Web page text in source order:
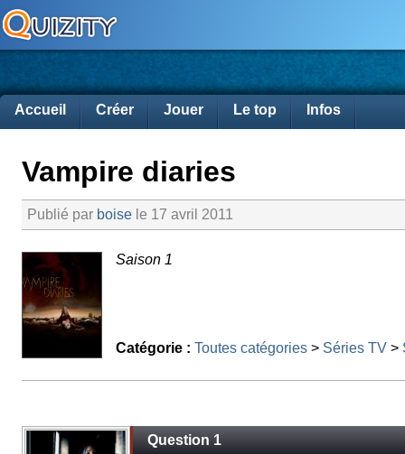
Accueil Créer Jouer Le top Infos
Vampire diaries
Publié par boise le 17 avril 2011
Saison 1
Catégorie : Toutes catégories > Séries TV >
Question 1